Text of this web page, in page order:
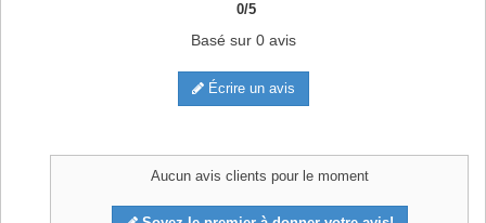
0/5
Basé sur 0avis
Écrire un avis
Aucun avis clients pour le moment